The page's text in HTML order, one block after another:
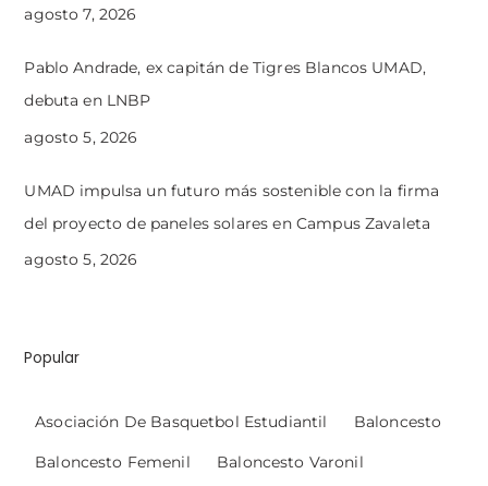
agosto 7, 2026
Pablo Andrade, ex capitán de Tigres Blancos UMAD,
debuta en LNBP
agosto 5, 2026
UMAD impulsa un futuro más sostenible con la firma
del proyecto de paneles solares en Campus Zavaleta
agosto 5, 2026
Popular
Asociación De Basquetbol Estudiantil Baloncesto
Baloncesto Femenil Baloncesto Varonil